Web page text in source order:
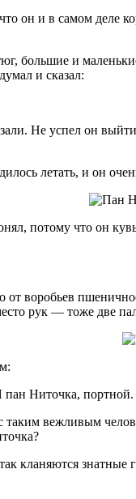
он и в самом деле
большие и
и сказал:
Не успел он
летать, и он
потому что он
от воробьев
рук — тоже две
Ниточка, портной.
вежливым
кланяются знатные